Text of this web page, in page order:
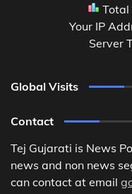
Your IP
Server
Global Visits
Contact
Tej Gujarati is News
news and non news
can contact at email